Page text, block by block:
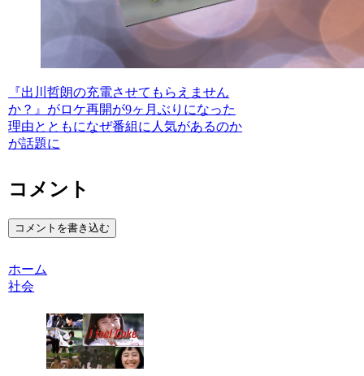
『出川哲朗の充電させてもらえません
か？』がロケ再開が9ヶ月ぶりになった
理由とともになぜ番組に人気があるのか
が話題に
コメント
コメントを書き込む
ホーム
社会